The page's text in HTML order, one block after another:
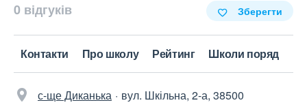
0 відгуків Зберегти
Контакти Про школу Рейтинг Школи поряд
с-ще Диканька
вул. Шкільна, 2-а, 38500